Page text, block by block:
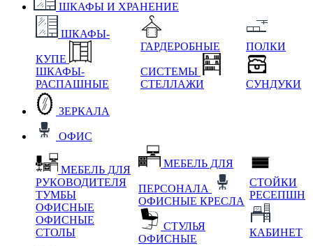
ШКАФЫ И ХРАНЕНИЕ
ШКАФЫ-
КУПЕ
ШКАФЫ-
РАСПАШНЫЕ
ГАРДЕРОБНЫЕ
СИСТЕМЫ
СТЕЛЛАЖИ
ПОЛКИ
СУНДУКИ
ЗЕРКАЛА
ОФИС
МЕБЕЛЬ ДЛЯ
РУКОВОДИТЕЛЯ
ТУМБЫ
ОФИСНЫЕ
ОФИСНЫЕ
СТОЛЫ
МЕБЕЛЬ ДЛЯ
ПЕРСОНАЛА
ОФИСНЫЕ КРЕСЛА
СТУЛЬЯ
ОФИСНЫЕ
СТОЙКИ
РЕСЕПШН
КАБИНЕТ